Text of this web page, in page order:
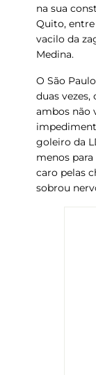
na sua
Quito,
vacilo da
Medina.
O São
duas
ambos não
goleiro da
menos
caro pelas
sobrou